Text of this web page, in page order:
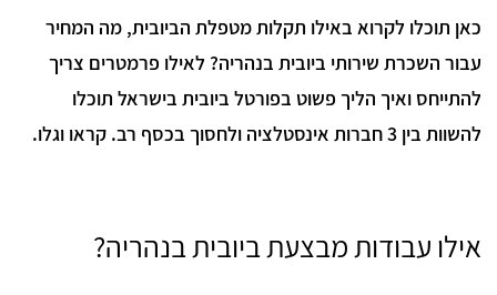
כאן תוכלו לקרוא באילו תקלות מטפלת הביובית, מה המחיר
עבור השכרת שירותי ביובית בנהריה? לאילו פרמטרים צריך
להתייחס ואיך הליך פשוט בפורטל ביובית בישראל תוכלו
להשוות בין 3 חברות אינסטלציה ולחסוך בכסף רב. קראו וגלו.
אילו עבודות מבצעת ביובית בנהריה?